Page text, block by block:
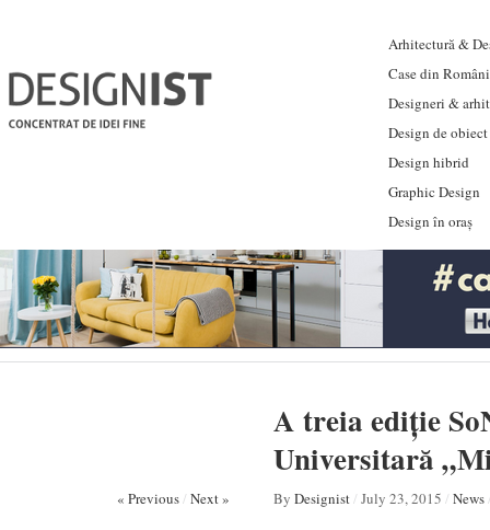
Arhitectură &
Case din
Designeri &
Design de obiect
Design hibrid
Graphic Design
Design în oraș
A treia ediție
Universitară
« Previous/ Next » By Designist/ July 23, 2015 / News